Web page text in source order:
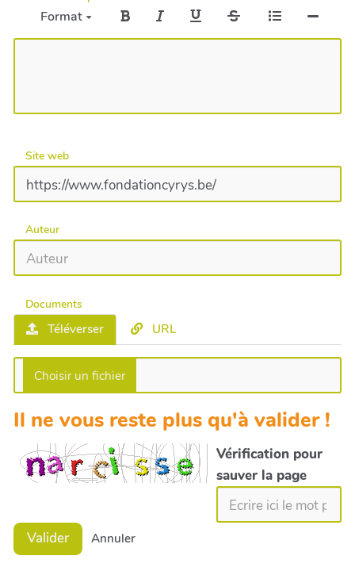
Format
Site web
Auteur
Documents
Téléverser URL
Il ne vous reste plus qu'à valider !
Vérification pour
sauver la page
Valider Annuler